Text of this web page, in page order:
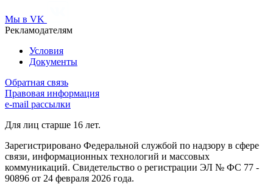
Мы в VK
Рекламодателям
Условия
Документы
Обратная связь
Правовая информация
e-mail рассылки
Для лиц старше 16 лет.
Зарегистрировано Федеральной службой по надзору в сфере
связи, информационных технологий и массовых
коммуникаций. Свидетельство о регистрации ЭЛ № ФС 77 -
90896 от 24 февраля 2026 года.